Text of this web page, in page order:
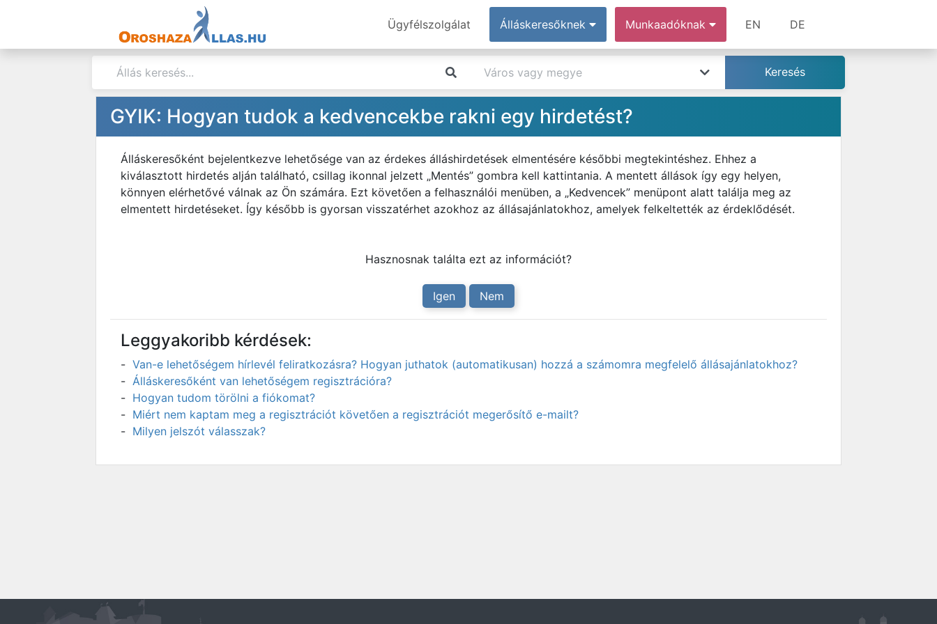
Ügyfélszolgálat Álláskeresőknek Munkaadóknak EN DE
GYIK: Hogyan tudok a kedvencekbe rakni egy hirdetést?
Álláskeresőként bejelentkezve lehetősége van az érdekes álláshirdetések elmentésére későbbi megtekintéshez. Ehhez a
kiválasztott hirdetés alján található, csillag ikonnal jelzett „Mentés” gombra kell kattintania. A mentett állások így egy helyen,
könnyen elérhetővé válnak az Ön számára. Ezt követően a felhasználói menüben, a „Kedvencek” menüpont alatt találja meg az
elmentett hirdetéseket. Így később is gyorsan visszatérhet azokhoz az állásajánlatokhoz, amelyek felkeltették az érdeklődését.
Hasznosnak találta ezt az információt?
Igen Nem
Leggyakoribb kérdések:
Van-e lehetőségem hírlevél feliratkozásra? Hogyan juthatok (automatikusan) hozzá a számomra megfelelő állásajánlatokhoz?
Álláskeresőként van lehetőségem regisztrációra?
Hogyan tudom törölni a fiókomat?
Miért nem kaptam meg a regisztrációt követően a regisztrációt megerősítő e-mailt?
Milyen jelszót válasszak?